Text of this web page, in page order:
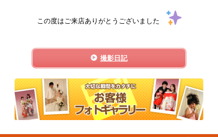
この度はご来店ありがとうございました
撮影日記